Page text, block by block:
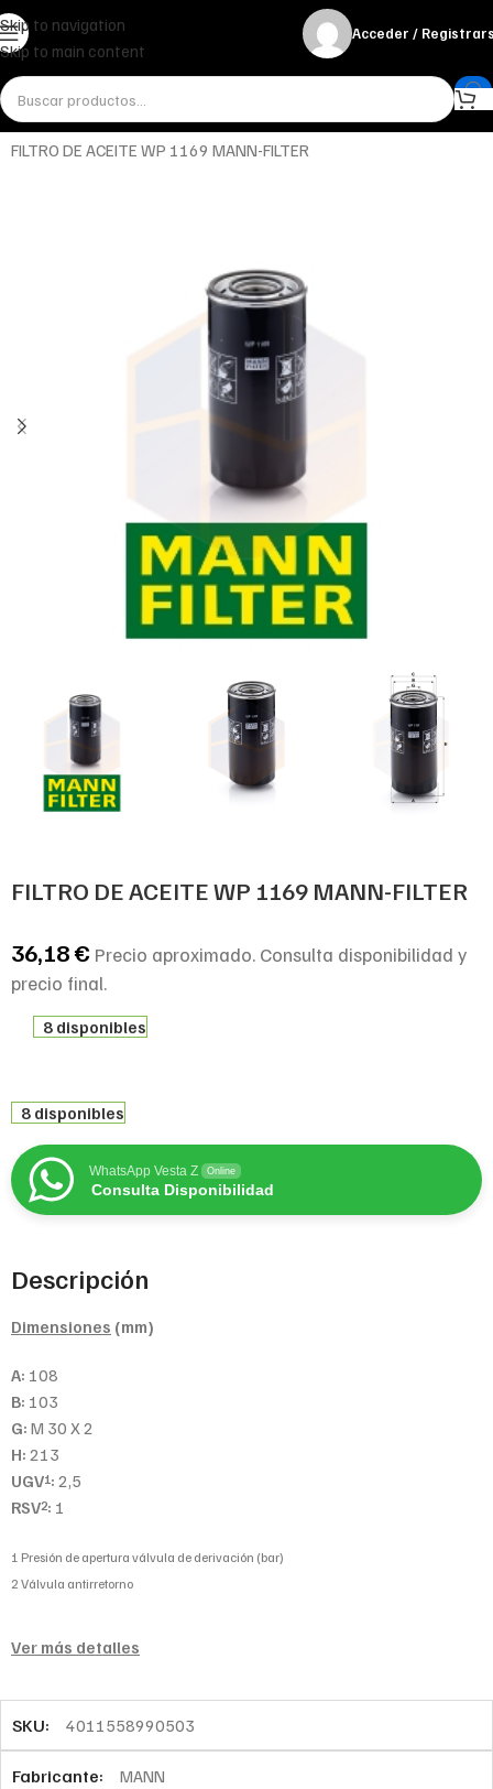
Skip to navigation
Skip to main content
Acceder /
InicioMiscelánea - otrosOtros
FILTRO DE ACEITE WP 1169 MANN-FILTER
FILTRO DE ACEITE WP 1169 MANN-FILTER
36,18€ Precio aproximado. Consulta disponibilidad y
precio final.
8 disponibles
8 disponibles
WhatsApp Vesta Z Online
Consulta Disponibilidad
Descripción
Dimensiones (mm)
A: 108
B: 103
G: M 30 X 2
H: 213
UGV1: 2,5
RSV2: 1
1 Presión de apertura válvula de derivación (bar)
2 Válvula antirretorno
Ver más detalles
SKU: 4011558990503
Fabricante: MANN